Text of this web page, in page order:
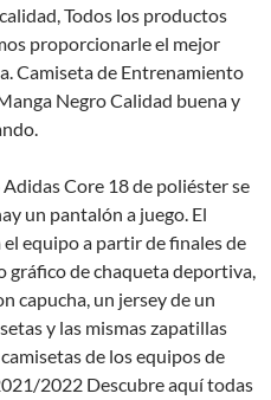
Todos los productos
proporcionarle el mejor
Camiseta de Entrenamiento
Negro Calidad buena y
Core 18 de poliéster se
un pantalón a juego. El
equipo a partir de finales de
gráfico de chaqueta deportiva,
capucha, un jersey de un
y las mismas zapatillas
de los equipos de
2022 Descubre aquí todas